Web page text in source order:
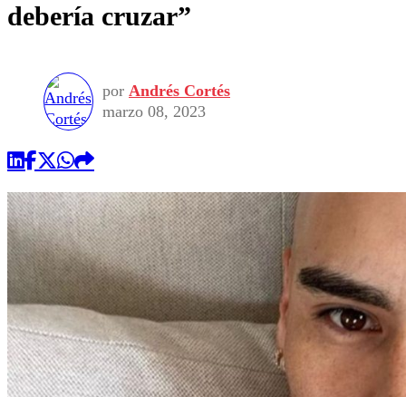
Motor
Torneo Internacional
Torneo Nacional
Internacional
Nacional
Vida Social
Programas
Comercial
debería cruzar”
por Andrés Cortés
marzo 08, 2023